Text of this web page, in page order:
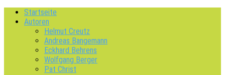
Startseite
Autoren
Helmut Creutz
Andreas Bangemann
Eckhard Behrens
Wolfgang Berger
Pat Christ